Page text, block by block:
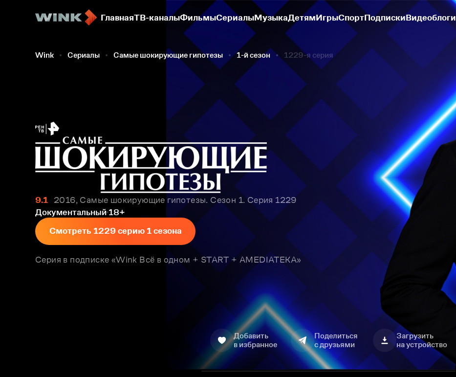
ГлавнаяТВ-каналыФильмыСериалыМузыкаДетямИгрыСпортПодпискиВидеоблоги
Wink Сериалы Самые шокирующие гипотезы 1-й сезон 1229-я серия
9.1
2016, Самые шокирующие гипотезы. Сезон 1. Серия 1229
Документальный 18+
Смотреть 1229 серию 1 сезона
Серия в подписке «Wink Всё в одном + START + AMEDIATEKA»
Добавить
в избранное
Поделиться
с друзьями
Загрузить
на устройство